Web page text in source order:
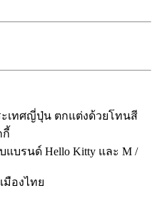
เทศญี่ปุ่น ตกแต่งด้วยโทนสี
กี้
บรนด์ Hello Kitty และ M /
มืองไทย